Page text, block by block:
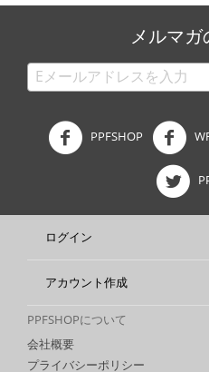
メルマ
PPFSHOP
ログイン
アカウント作成
PPFSHOPについて
会社概要
プライバシーポリシー